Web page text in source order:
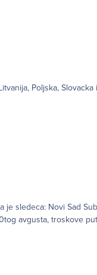
Poljska,
Varsava Bjalistok Suvalki
Riga Plan je da se polazi oko